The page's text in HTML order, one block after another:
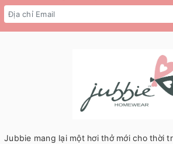
Jubbie mang lại một hơi thở mới cho thời